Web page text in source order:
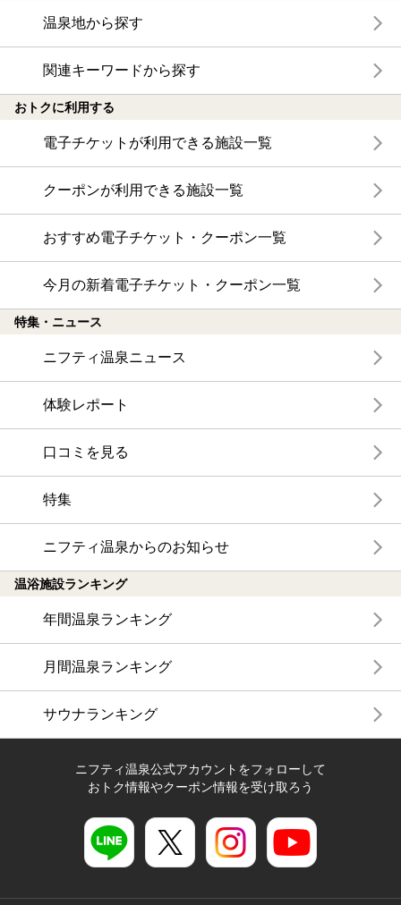
温泉地から探す
関連キーワードから探す
おトクに利用する
電子チケットが利用できる施設一覧
クーポンが利用できる施設一覧
おすすめ電子チケット・クーポン一覧
今月の新着電子チケット・クーポン一覧
特集・ニュース
ニフティ温泉ニュース
体験レポート
口コミを見る
特集
ニフティ温泉からのお知らせ
温浴施設ランキング
年間温泉ランキング
月間温泉ランキング
サウナランキング
ニフティ温泉公式アカウントをフォローして
おトク情報やクーポン情報を受け取ろう